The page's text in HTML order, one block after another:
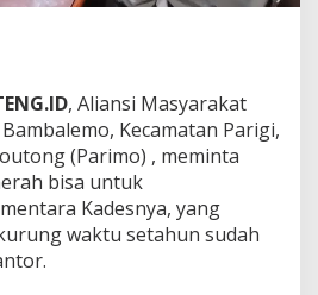
, Aliansi Masyarakat
Kecamatan Parigi,
(Parimo) , meminta
bisa untuk
Kadesnya, yang
waktu setahun sudah